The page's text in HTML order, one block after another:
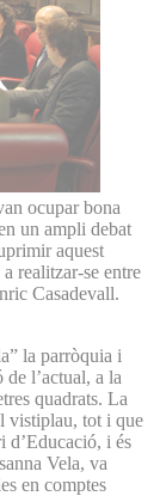
ocupar bona
un ampli debat
aquest
realitzar-se entre
Casadevall.
la parròquia i
l’actual, a la
quadrats. La
vistiplau, tot i que
d’Educació, i és
Vela, va
en comptes